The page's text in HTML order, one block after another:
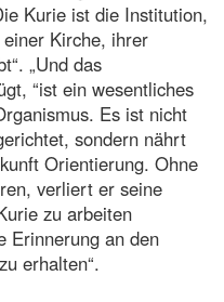
Kurie ist die Institution,
Kirche, ihrer
„Und das
“ist ein wesentliches
Es ist nicht
sondern nährt
Orientierung. Ohne
verliert er seine
zu arbeiten
Erinnerung an den
erhalten“.